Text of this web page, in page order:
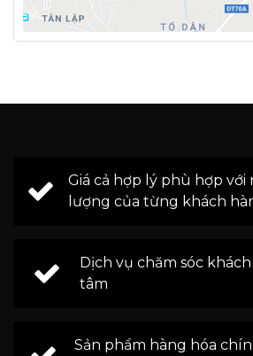
Giá cả hợp lý phù hợp
lượng của từng khách
Dịch vụ chăm sóc
tâm
Sản phẩm hàng hóa